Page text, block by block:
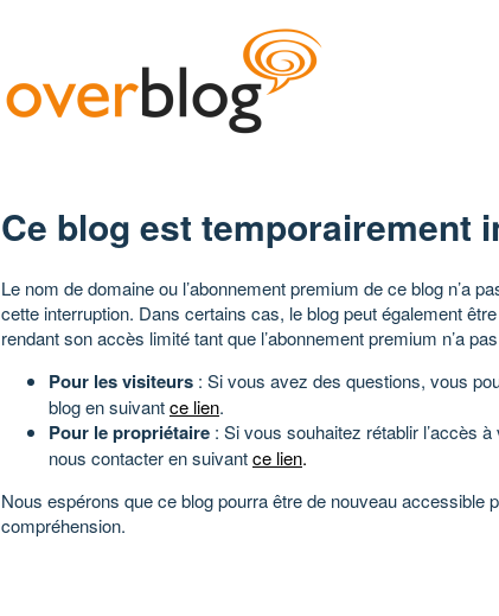
Ce blog est temporairement
Le nom de domaine ou l’abonnement premium de ce blog n’a
cette interruption. Dans certains cas, le blog peut également
rendant son accès limité tant que l’abonnement premium n’a
Pour les visiteurs : Si vous avez des questions, vous
blog en suivantce lien.
Pour le propriétaire : Si vous souhaitez rétablir l’accès
nous contacter en suivantce lien.
Nous espérons que ce blog pourra être de nouveau accessible
compréhension.